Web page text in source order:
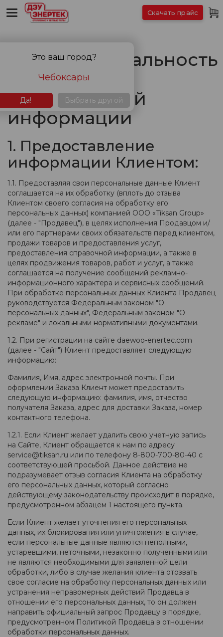
Конфиденциальность
и обработка
персональной
информации
1. Предоставление
информации Клиентом:
1.1. Предоставляя свои персональные данные Клиент
соглашается на их обработку (вплоть до отзыва
Клиентом своего согласия на обработку его
персональных данных) компанией ООО «Tiksan Group»
(далее - "Продавец"), в целях исполнения Продавцом и/
или его партнерами своих обязательств перед клиентом,
продажи товаров и предоставления услуг,
предоставления справочной информации, а также в
целях продвижения товаров, работ и услуг, а также
соглашается на получение сообщений рекламно-
информационного характера и сервисных сообщений.
При обработке персональных данных Клиента Продавец
руководствуется Федеральным законом "О
персональных данных", Федеральным законом "О
рекламе" и локальными нормативными документами.
1.2. При регистрации на сайте daewoo-enertec.com
(далее - "Сайт") Клиент предоставляет следующую
информацию:
Фамилия, Имя, адрес электронной почты. При
оформлении Заказа Клиент может предоставить
следующую информацию: фамилия, имя, отчество
получателя Заказа, адрес для доставки Заказа, номер
контактного телефона.
1.2.1. Если Клиент желает удалить свою учетную запись
на Сайте, Клиент обращается к нам по адресу
service@tiksan.ru или по телефону 8-800-700-80-40 с
соответствующей просьбой. Данное действие не
подразумевает отзыв согласия Клиента на обработку
его персональных данных, который согласно
действующему законодательству происходит в порядке,
предусмотренном абзацем 1 настоящего пункта.
Если Клиент желает уточнения его персональных
данных, их блокирования или уничтожения в случае,
если персональные данные являются неполными,
устаревшими, неточными, незаконно полученными или
не являются необходимыми для заявленной цели
обработки, либо в случае желания клиента отозвать
свое согласие на обработку персональных данных или
устранения неправомерных действий Продавца в
отношении его персональных данных, то он должен
направить официальный запрос Продавцу в порядке,
предусмотренном Политикой Продавца в отношении
обработки персональных данных.
Скачать прайс
Это ваш город?
Чебоксары
Да! Выбрать другой